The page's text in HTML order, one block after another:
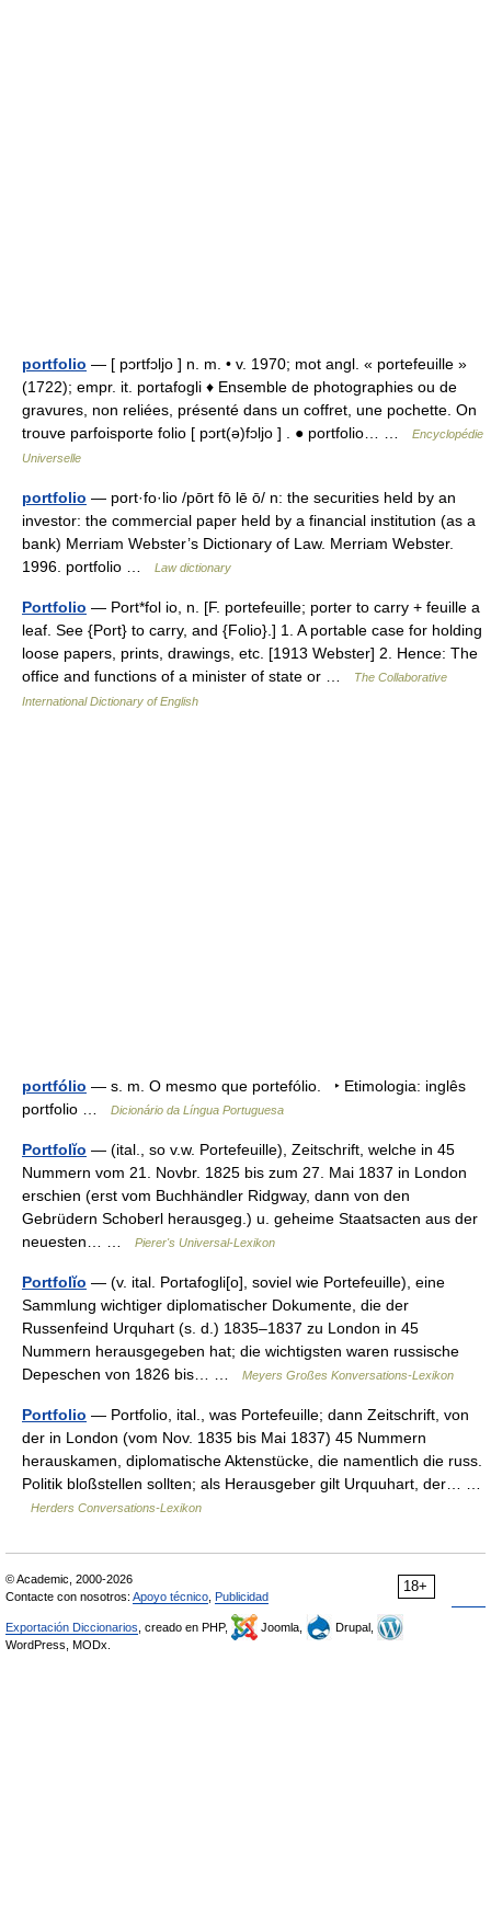
portfolio — [ pɔrtfɔljo ] n. m. • v. 1970; mot angl. « portefeuille »
(1722); empr. it. portafogli ♦ Ensemble de photographies ou de
gravures, non reliées, présenté dans un coffret, une pochette. On
trouve parfoisporte folio [ pɔrt(ə)fɔljo ] . ● portfolio… …
Encyclopédie
Universelle
portfolio — port·fo·lio /pōrt fō lē ō/ n: the securities held by an
investor: the commercial paper held by a financial institution (as a
bank) Merriam Webster’s Dictionary of Law. Merriam Webster.
1996. portfolio …
Law dictionary
Portfolio — Port*fol io, n. [F. portefeuille; porter to carry + feuille a
leaf. See {Port} to carry, and {Folio}.] 1. A portable case for holding
loose papers, prints, drawings, etc. [1913 Webster] 2. Hence: The
office and functions of a minister of state or …
The Collaborative
International Dictionary of English
portfólio — s. m. O mesmo que portefólio. ‣ Etimologia: inglês
portfolio …
Dicionário da Língua Portuguesa
Portfolĭo — (ital., so v.w. Portefeuille), Zeitschrift, welche in 45
Nummern vom 21. Novbr. 1825 bis zum 27. Mai 1837 in London
erschien (erst vom Buchhändler Ridgway, dann von den
Gebrüdern Schoberl herausgeg.) u. geheime Staatsacten aus der
neuesten… …
Pierer's Universal-Lexikon
Portfolĭo — (v. ital. Portafogli[o], soviel wie Portefeuille), eine
Sammlung wichtiger diplomatischer Dokumente, die der
Russenfeind Urquhart (s. d.) 1835–1837 zu London in 45
Nummern herausgegeben hat; die wichtigsten waren russische
Depeschen von 1826 bis… …
Meyers Großes Konversations-Lexikon
Portfolio — Portfolio, ital., was Portefeuille; dann Zeitschrift, von
der in London (vom Nov. 1835 bis Mai 1837) 45 Nummern
herauskamen, diplomatische Aktenstücke, die namentlich die russ.
Politik bloßstellen sollten; als Herausgeber gilt Urquuhart, der… …
Herders Conversations-Lexikon
18+
© Academic, 2000-2026
Contacte con nosotros: Apoyo técnico Publicidad
Exportación Diccionarios , creado en PHP, Joomla,
Drupal,
WordPress, MODx.